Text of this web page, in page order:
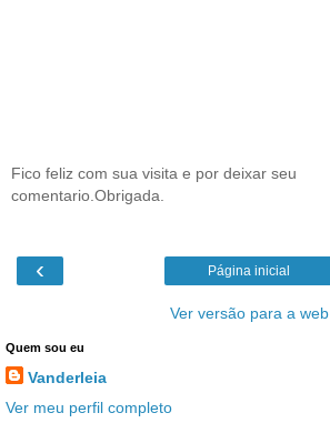
Fico feliz com sua visita e por deixar seu
comentario.Obrigada.
‹ Página inicial
Ver versão para a web
Quem sou eu
Vanderleia
Ver meu perfil completo